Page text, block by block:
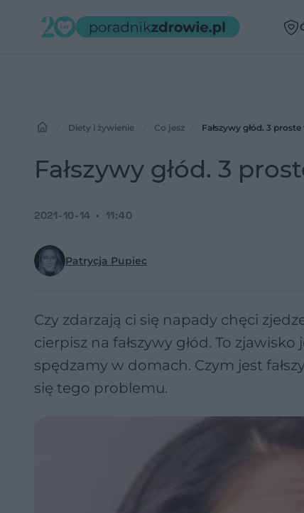
Diety i żywienie Co jesz Fałszywy głód. 3
Fałszywy głód. 3
Patrycja Pupiec
2021-10-14 11:40
Czy zdarzają ci się napady chęci
cierpisz na fałszywy głód. To
spędzamy w domach. Czym jest
się tego problemu.